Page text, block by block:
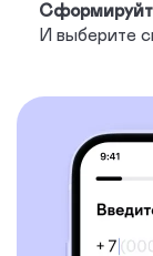
И выберите